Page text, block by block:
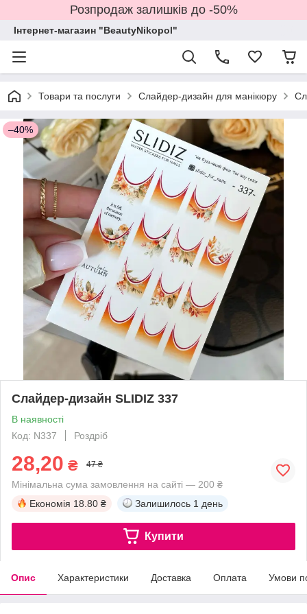
Розпродаж залишків до -50%
Інтернет-магазин "BeautyNikopol"
Товари та послуги Слайдер-дизайн для манікюру
–40%
Слайдер-дизайн SLIDIZ 337
В наявності
Код: N337
Роздріб
28,20 ₴ 47 ₴
Мінімальна сума замовлення на сайті — 200 ₴
Економія 18.80 ₴ Залишилось 1 день
Купити
Опис Характеристики Доставка Оплата Умови